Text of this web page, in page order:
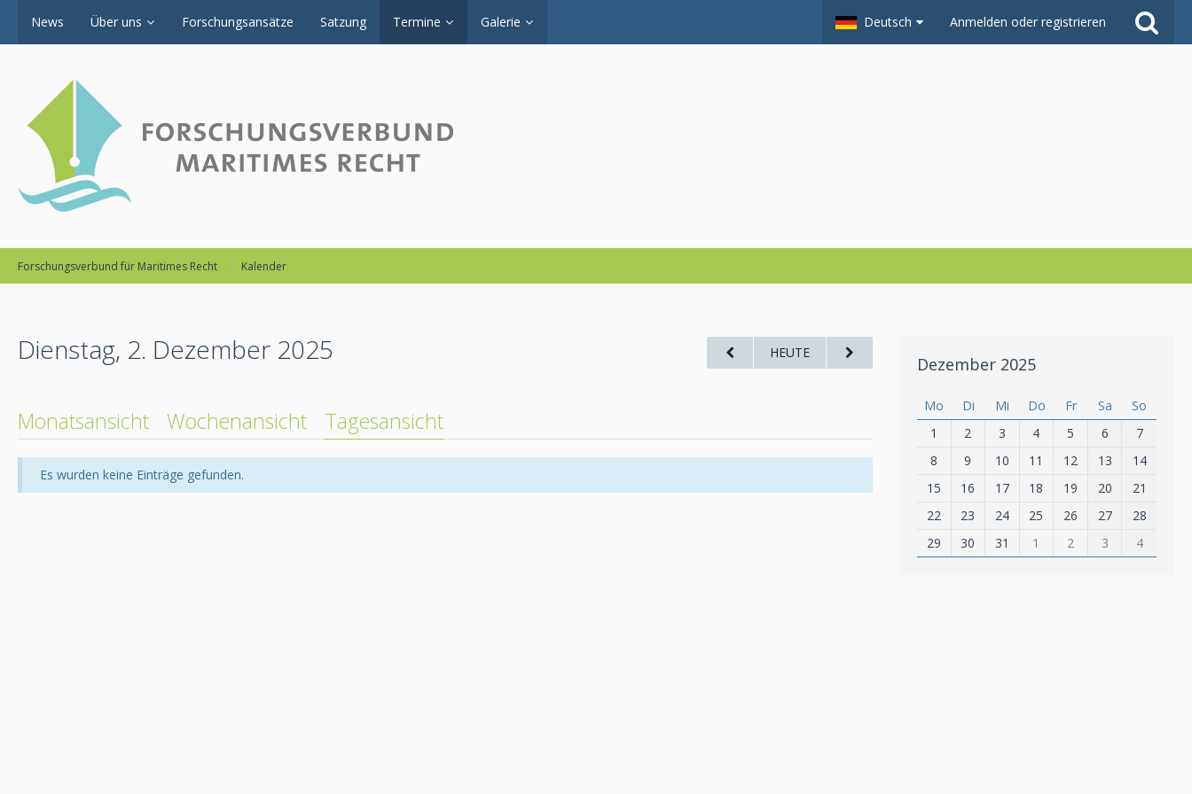
News Über uns Forschungsansätze Satzung Termine Galerie Deutsch Anmelden oder registrieren
Forschungsverbund für Maritimes Recht Kalender
Dienstag, 2. Dezember 2025 HEUTE
Monatsansicht Wochenansicht Tagesansicht
Es wurden keine Einträge gefunden.
Dezember 2025
Mo Di Mi Do Fr Sa
So
1
2 3 4 5 6
7
8
9 10 11 12 13
14
15
16 17 18 19 20
21
22
23 24 25 26 27
28
29
30 31 1 2 3 4